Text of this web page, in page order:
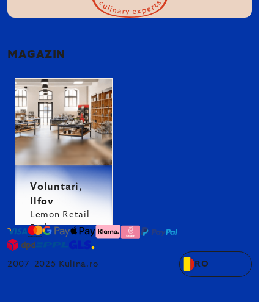
MAGAZIN
Voluntari,
Ilfov
Lemon Retail
Park
2007–2025 Kulina.ro RO